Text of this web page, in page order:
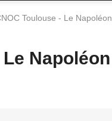
Toulouse - Le Napoléon
Napoléon